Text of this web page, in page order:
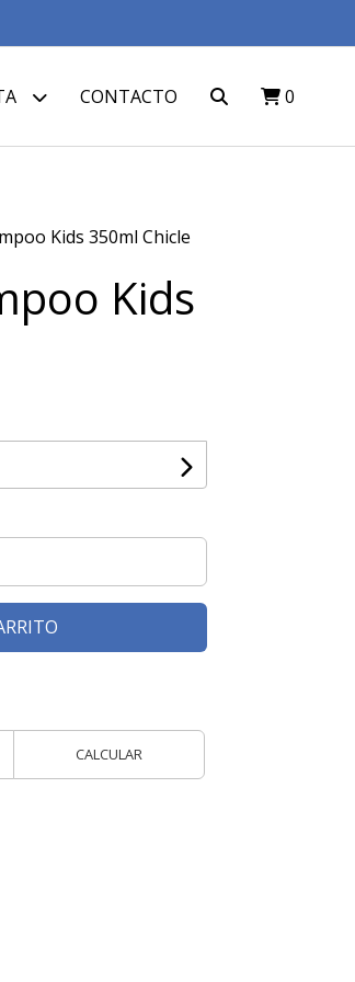
CONTACTO 0
Kids 350ml Chicle
Kids
CALCULAR